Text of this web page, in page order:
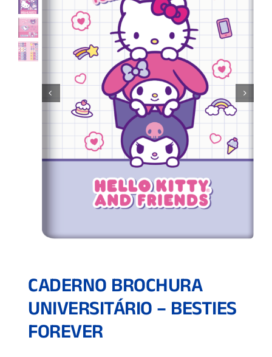
CADERNO BROCHURA
UNIVERSITÁRIO – BESTIES
FOREVER